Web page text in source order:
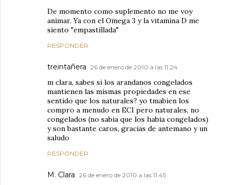
De momento como suplemento no me voy
animar. Ya con el Omega 3 y la vitamina D me
siento "empastillada"
RESPONDER
treintañera 26 de enero de 2010 a las 11:24
m clara, sabes si los arandanos congelados
mantienen las mismas propiedades en ese
sentido que los naturales? yo tmabien los
compro a menudo en ECI pero naturales, no
congelados (no sabia que los habia congelados)
y son bastante caros, gracias de antemano y un
saludo
RESPONDER
M. Clara 26 de enero de 2010 a las 11:45